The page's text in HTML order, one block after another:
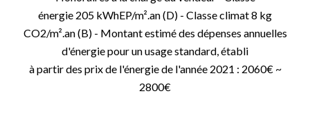
énergie 205 kWhEP/m².an (D) - Classe climat 8 kg
CO2/m².an (B) - Montant estimé des dépenses annuelles
d'énergie pour un usage standard, établi
à partir des prix de l'énergie de l'année 2021 : 2060€ ~
2800€